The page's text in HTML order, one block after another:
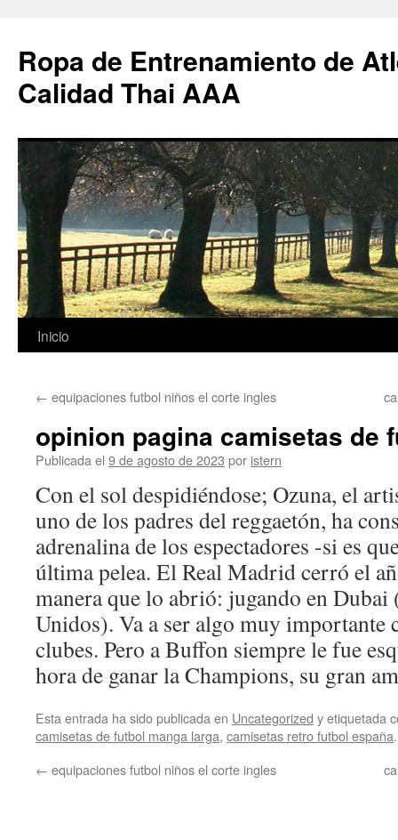
Ropa de Entrenamiento de
Calidad Thai AAA
Saltar
contenido
Inicio
← equipaciones futbol niños el corte ingles
opinion pagina camisetas de
Publicada el 9 de agosto de 2023 por istern
Con el sol despidiéndose; Ozuna, el
uno de los padres del reggaetón, ha
adrenalina de los espectadores -si es
última pelea. El Real Madrid cerró el
manera que lo abrió: jugando en
Unidos). Va a ser algo muy importante
clubes. Pero a Buffon siempre le fue
hora de ganar la Champions, su gran
Esta entrada ha sido publicada en Uncategorized y etiquetada
camisetas de futbol manga larga, camisetas retro futbol españa
← equipaciones futbol niños el corte ingles